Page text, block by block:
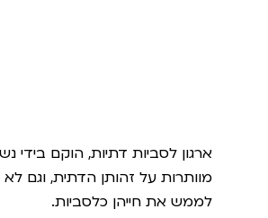
ארגון לסביות דתיות, הוקם בידי
מוותרות על זהותן הדתית, וגם לא
לממש את חייהן כלסביות.